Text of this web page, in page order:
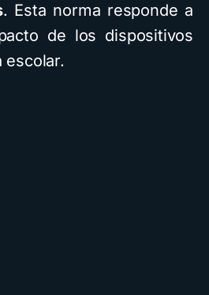
. Esta norma responde a
de los dispositivos
escolar.